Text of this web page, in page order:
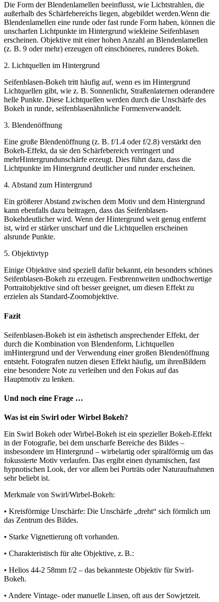
Die Form der Blendenlamellen beeinflusst, wie Lichtstrahlen, die
außerhalb des Schärfebereichs liegen, abgebildet werden.Wenn die
Blendenlamellen eine runde oder fast runde Form haben, können die
unscharfen Lichtpunkte im Hintergrund wiekleine Seifenblasen
erscheinen. Objektive mit einer hohen Anzahl an Blendenlamellen
(z. B. 9 oder mehr) erzeugen oft einschöneres, runderes Bokeh.
2. Lichtquellen im Hintergrund
Seifenblasen-Bokeh tritt häufig auf, wenn es im Hintergrund
Lichtquellen gibt, wie z. B. Sonnenlicht, Straßenlaternen oderandere
helle Punkte. Diese Lichtquellen werden durch die Unschärfe des
Bokeh in runde, seifenblasenähnliche Formenverwandelt.
3. Blendenöffnung
Eine große Blendenöffnung (z. B. f/1.4 oder f/2.8) verstärkt den
Bokeh-Effekt, da sie den Schärfebereich verringert und
mehrHintergrundunschärfe erzeugt. Dies führt dazu, dass die
Lichtpunkte im Hintergrund deutlicher und runder erscheinen.
4. Abstand zum Hintergrund
Ein größerer Abstand zwischen dem Motiv und dem Hintergrund
kann ebenfalls dazu beitragen, dass das Seifenblasen-
Bokehdeutlicher wird. Wenn der Hintergrund weit genug entfernt
ist, wird er stärker unscharf und die Lichtquellen erscheinen
alsrunde Punkte.
5. Objektivtyp
Einige Objektive sind speziell dafür bekannt, ein besonders schönes
Seifenblasen-Bokeh zu erzeugen. Festbrennweiten undhochwertige
Portraitobjektive sind oft besser geeignet, um diesen Effekt zu
erzielen als Standard-Zoomobjektive.
Fazit
Seifenblasen-Bokeh ist ein ästhetisch ansprechender Effekt, der
durch die Kombination von Blendenform, Lichtquellen
imHintergrund und der Verwendung einer großen Blendenöffnung
entsteht. Fotografen nutzen diesen Effekt häufig, um ihrenBildern
eine besondere Note zu verleihen und den Fokus auf das
Hauptmotiv zu lenken.
Und noch eine Frage …
Was ist ein Swirl oder Wirbel Bokeh?
Ein Swirl Bokeh oder Wirbel-Bokeh ist ein spezieller Bokeh-Effekt
in der Fotografie, bei dem unscharfe Bereiche des Bildes –
insbesondere im Hintergrund – wirbelartig oder spiralförmig um das
fokussierte Motiv verlaufen. Das ergibt einen dynamischen, fast
hypnotischen Look, der vor allem bei Porträts oder Naturaufnahmen
sehr beliebt ist.
Merkmale von Swirl/Wirbel-Bokeh:
• Kreisförmige Unschärfe: Die Unschärfe „dreht“ sich förmlich um
das Zentrum des Bildes.
• Starke Vignettierung oft vorhanden.
• Charakteristisch für alte Objektive, z. B.:
• Helios 44-2 58mm f/2 – das bekannteste Objektiv für Swirl-
Bokeh.
• Andere Vintage- oder manuelle Linsen, oft aus der Sowjetzeit.